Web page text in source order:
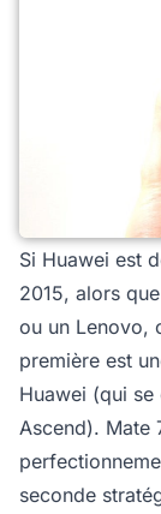
Si Huawei est
2015, alors
ou un Lenovo,
première est
Huawei (qui
Ascend). Mate
seconde